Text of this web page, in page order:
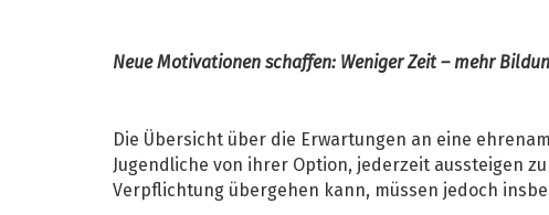
Neue Motivationen schaffen: Weniger Zeit – mehr
Die Übersicht über die Erwartungen an eine
Jugendliche von ihrer Option, jederzeit aussteigen
Verpflichtung übergehen kann, müssen jedoch